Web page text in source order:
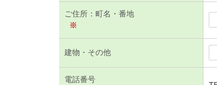
ご住所：町名・番地
※
建物・その他
電話番号